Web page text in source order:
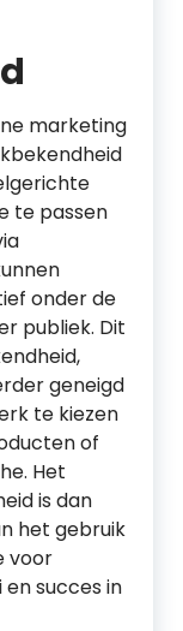
marketing
te passen
onder de
publiek. Dit
geneigd
te kiezen
of
Het
is dan
het gebruik
voor
succes in